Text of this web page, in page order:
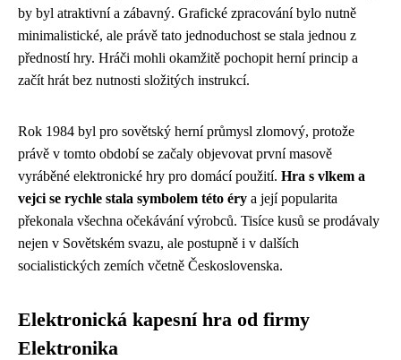
by byl atraktivní a zábavný. Grafické zpracování bylo nutně
minimalistické, ale právě tato jednoduchost se stala jednou z
předností hry. Hráči mohli okamžitě pochopit herní princip a
začít hrát bez nutnosti složitých instrukcí.
Rok 1984 byl pro sovětský herní průmysl zlomový, protože
právě v tomto období se začaly objevovat první masově
vyráběné elektronické hry pro domácí použití. Hra s vlkem a
vejci se rychle stala symbolem této éry a její popularita
překonala všechna očekávání výrobců. Tisíce kusů se prodávaly
nejen v Sovětském svazu, ale postupně i v dalších
socialistických zemích včetně Československa.
Elektronická kapesní hra od firmy
Elektronika